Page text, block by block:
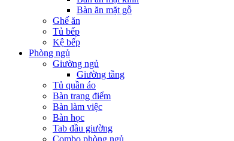
Bàn ăn mặt gỗ
Ghế ăn
Tủ bếp
Kệ bếp
Phòng ngủ
Giường ngủ
Giường tầng
Tủ quần áo
Bàn trang điểm
Bàn làm việc
Bàn học
Tab đầu giường